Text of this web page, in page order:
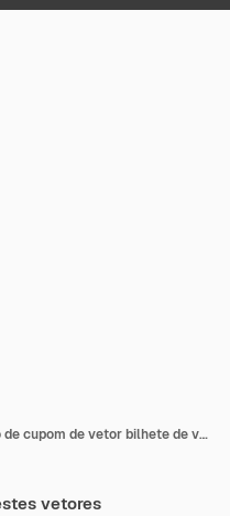
Modelo de cupom de desconto de cupom de vetor bilhete de vetor isolado
vetores